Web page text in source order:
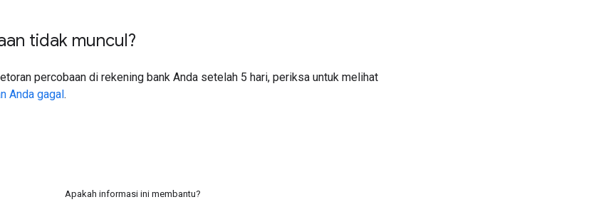
tidak muncul?
percobaan di rekening bank Anda setelah 5 hari, periksa untuk melihat
Anda gagal.
Apakah informasi ini membantu?